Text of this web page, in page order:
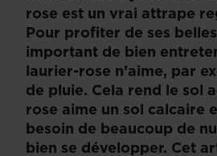
rose est un vrai attrape
Pour profiter de ses
important de bien
laurier-rose n’aime, par
de pluie. Cela rend le sol
rose aime un sol calcaire
besoin de beaucoup de
bien se développer. Cet